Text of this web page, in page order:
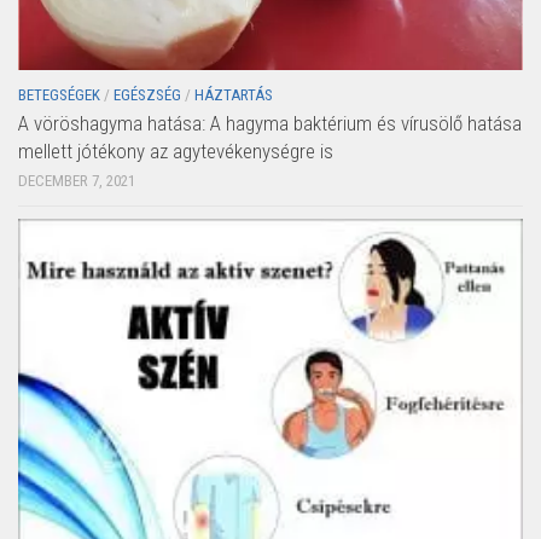
BETEGSÉGEK / EGÉSZSÉG / HÁZTARTÁS
A vöröshagyma hatása: A hagyma baktérium és vírusölő hatása
mellett jótékony az agytevékenységre is
DECEMBER 7, 2021